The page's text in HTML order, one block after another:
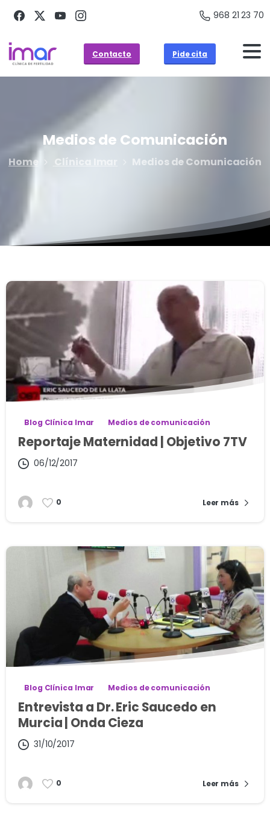
968 21 23 70
Contacto Pide cita
Mediosde Comunicación
Home Clínica Imar Medios de Comunicación
Blog Clínica Imar Medios de comunicación
Reportaje Maternidad | Objetivo 7TV
06/12/2017
0 Leer más
Blog Clínica Imar Medios de comunicación
Entrevista a Dr. Eric Saucedo en
Murcia | Onda Cieza
31/10/2017
0 Leer más